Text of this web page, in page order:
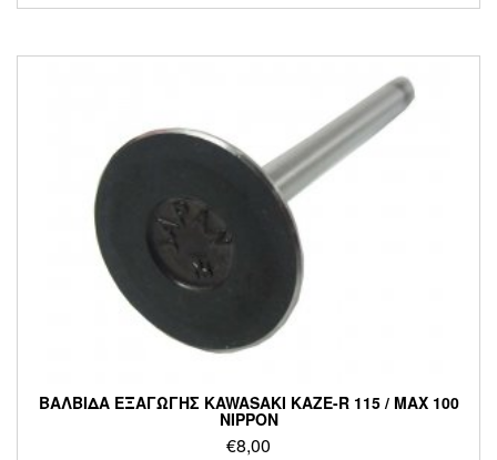
ΒΑΛΒΙΔΑ ΕΞΑΓΩΓΗΣ KAWASAKI KAZE-R 115 / MAX 100
NIPPON
€8,00